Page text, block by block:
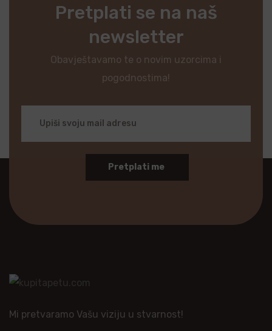
Pretplati se na naš
newsletter
Obavještavamo te o novim uzorcima i
pogodnostima!
Pretplati me
Mi pretvaramo Vašu viziju u stvarnost!